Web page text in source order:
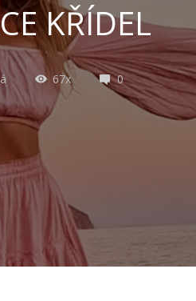
KŘÍDEL
67x 0